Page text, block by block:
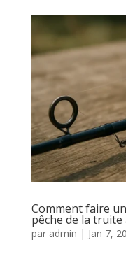
Comment faire
pêche de la truite
par admin | Jan 7,